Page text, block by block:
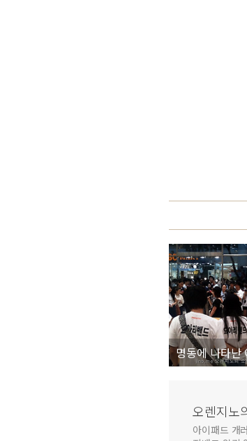
오렌지노
아이패드 개